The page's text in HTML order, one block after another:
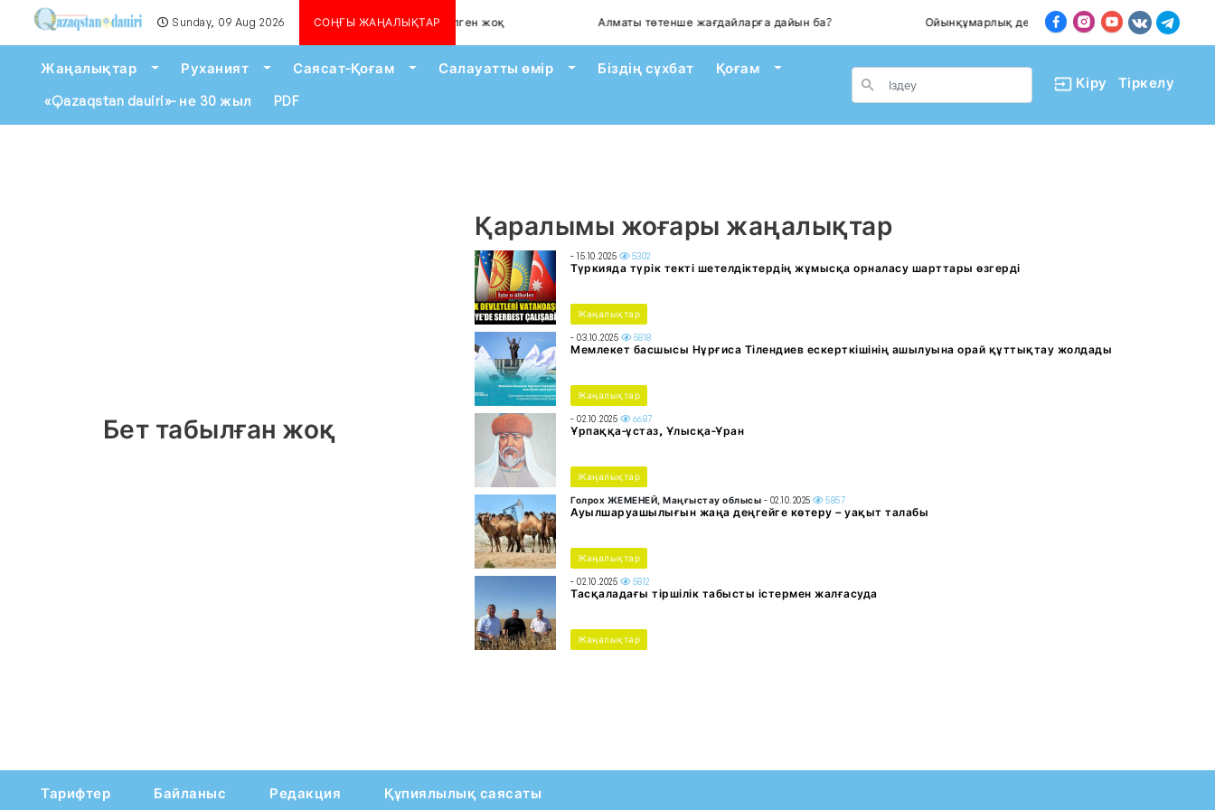
Sunday, 09 Aug 2026 СОҢҒЫ ЖАҢАЛЫҚТАР
Алматыда көшкін қаупі сейілген жоқ Алматы төтенше жағдайларға дайын ба? Ойынқұмарлық дендеп барады
Жаңалықтар Toggle Dropdown
Руханият Toggle Dropdown
Саясат-Қоғам Toggle Dropdown
Салауатты өмір Toggle Dropdown
Біздің сұхбат Қоғам
Toggle Dropdown
«Qazaqstan dauiri»- не 30 жыл
PDF
Кіру Тіркелу
Бет табылған жоқ
Қаралымы жоғары жаңалықтар
- 15.10.2025 5302
Түркияда түрік текті шетелдіктердің жұмысқа орналасу шарттары өзгерді
Жаңалықтар
- 03.10.2025 5818
Мемлекет басшысы Нұрғиса Тілендиев ескерткішінің ашылуына орай құттықтау жолдады
Жаңалықтар
- 02.10.2025 6687
Ұрпаққа-ұстаз, Ұлысқа-Ұран
Жаңалықтар
Голрох ЖЕМЕНЕЙ, Маңғыстау облысы - 02.10.2025 5857
Ауылшаруашылығын жаңа деңгейге көтеру – уақыт талабы
Жаңалықтар
- 02.10.2025 5812
Тасқаладағы тіршілік табысты істермен жалғасуда
Жаңалықтар
Тарифтер Байланыс Редакция Құпиялылық саясаты